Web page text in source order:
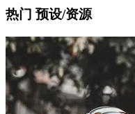
热门 预设/资源